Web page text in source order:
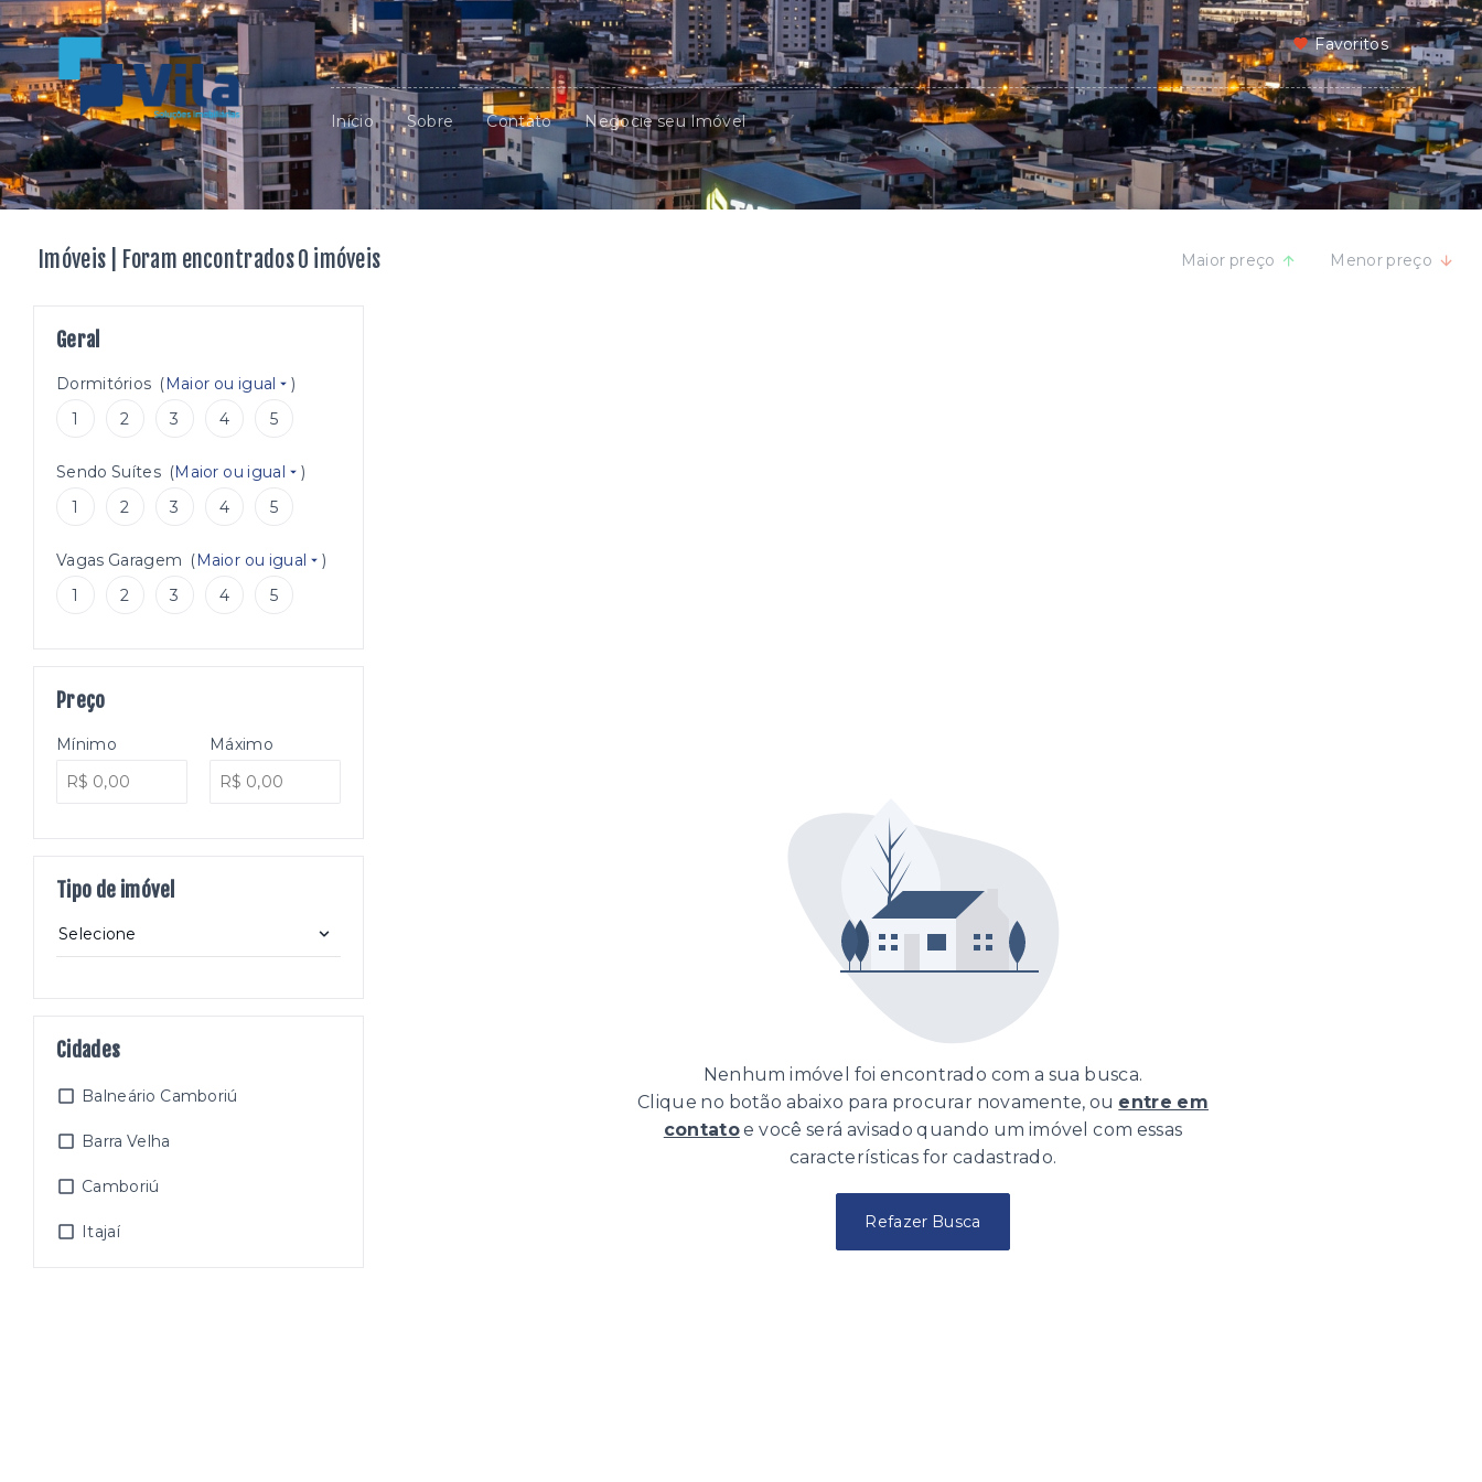
Favoritos
Início Sobre Contato Negocie seu Imóvel
Imóveis | Foram encontrados 0 imóveis Maior preço Menor preço
Geral
Dormitórios (Maior ou igual
)
1
2 3 4 5
Sendo Suítes (Maior ou igual
)
1
2 3 4 5
Vagas Garagem (Maior ou igual
)
1
2 3 4 5
Preço
Mínimo Máximo
Tipo de imóvel
Selecione
Cidades
Balneário Camboriú
Barra Velha
Camboriú
Itajaí
Nenhum imóvel foi encontrado com a sua busca.
Clique no botão abaixo para procurar novamente, ou entre em
contatoe você será avisado quando um imóvel com essas
características for cadastrado.
Refazer Busca